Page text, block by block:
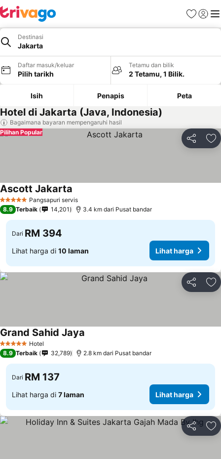
Kegemaran
Daftar
Destinasi
Jakarta
Daftar masuk/keluar
Pilih tarikh
Tetamu dan bilik
2 Tetamu, 1 Bilik.
Isih Penapis Peta
Hotel di Jakarta (Java, Indonesia)
Bagaimana bayaran mempengaruhi hasil
Kongsi
Pilihan Popular
5 Bintang Pangsapuri servis
Ascott Jakarta
8.9 Terbaik 14,201 3.4 km dari Pusat bandar
Dari RM 394
Lihat harga di 10 laman Lihat harga
Kongsi
5 Bintang Hotel
Grand Sahid Jaya
8.9 Terbaik 32,789 2.8 km dari Pusat bandar
Dari RM 137
Lihat harga di 7 laman Lihat harga
Kongsi